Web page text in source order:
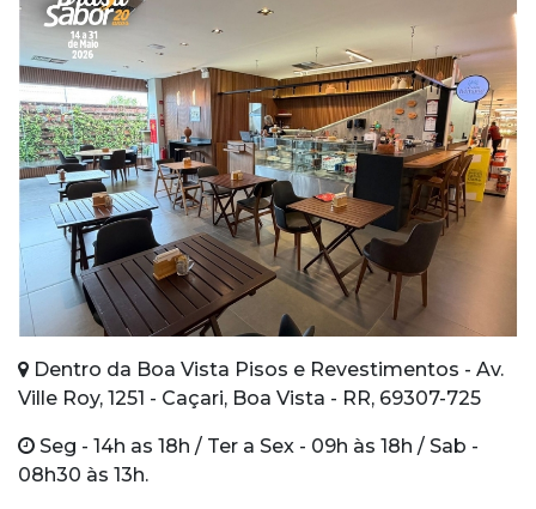
Dentro da Boa Vista Pisos e Revestimentos - Av.
Ville Roy, 1251 - Caçari, Boa Vista - RR, 69307-725
Seg - 14h as 18h / Ter a Sex - 09h às 18h / Sab -
08h30 às 13h.